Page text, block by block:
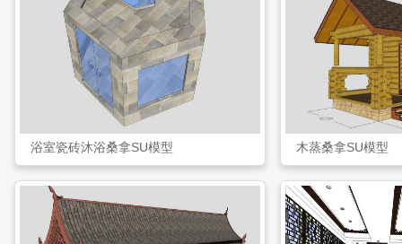
浴室瓷砖沐浴桑拿SU模型 木蒸桑拿SU模型